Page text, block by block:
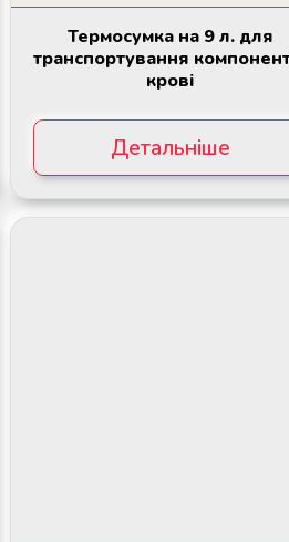
Термосумка на 9 л. для
транспортування
крові
Детальніше